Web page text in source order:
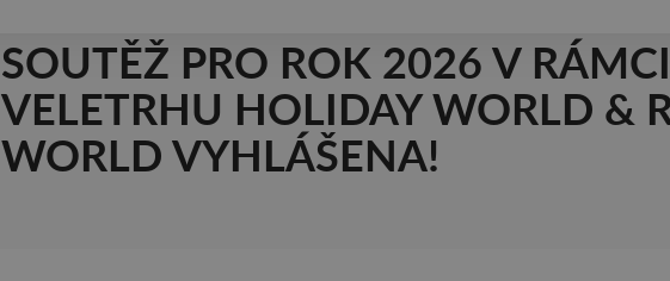
SOUTĚŽ PRO ROK 2026 V RÁMCI
VELETRHU HOLIDAY WORLD &
WORLD VYHLÁŠENA!